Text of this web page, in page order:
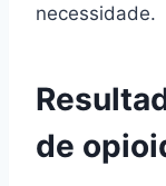
necessidade.
de